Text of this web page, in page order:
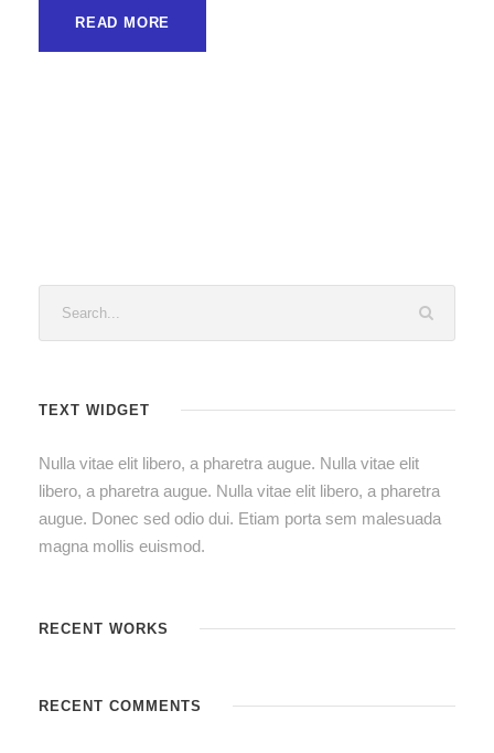
READ MORE
TEXT WIDGET
Nulla vitae elit libero, a pharetra augue. Nulla vitae elit
libero, a pharetra augue. Nulla vitae elit libero, a pharetra
augue. Donec sed odio dui. Etiam porta sem malesuada
magna mollis euismod.
RECENT WORKS
RECENT COMMENTS